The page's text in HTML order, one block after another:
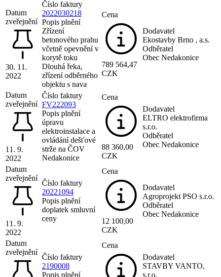
Datum
zveřejnění
30. 11.
2022
Číslo faktury
2022030218
Popis plnění
Zřízení
betonového prahu
včetně opevnění v
korytě toku
Dlouhá řeka,
zřízení odběrného
objektu s nava
Cena
789 564,47
CZK
Dodavatel
Ekostavby Brno , a.s.
Odběratel
Obec Nedakonice
Datum
zveřejnění
11. 9.
2022
Číslo faktury
FV222093
Popis plnění
úpravu
elektroinstalace a
ovládání dešťové
strže na ČOV
Nedakonice
Cena
88 360,00
CZK
Dodavatel
ELTRO elektrofirma
s.r.o.
Odběratel
Obec Nedakonice
Datum
zveřejnění
11. 9.
2022
Číslo faktury
20221094
Popis plnění
doplatek smluvní
ceny
Cena
12 100,00
CZK
Dodavatel
Agroprojekt PSO s.r.o.
Odběratel
Obec Nedakonice
Datum
zveřejnění
Číslo faktury
2190008
Popis plnění
Cena
Dodavatel
STAVBY VANTO,
s.r.o.